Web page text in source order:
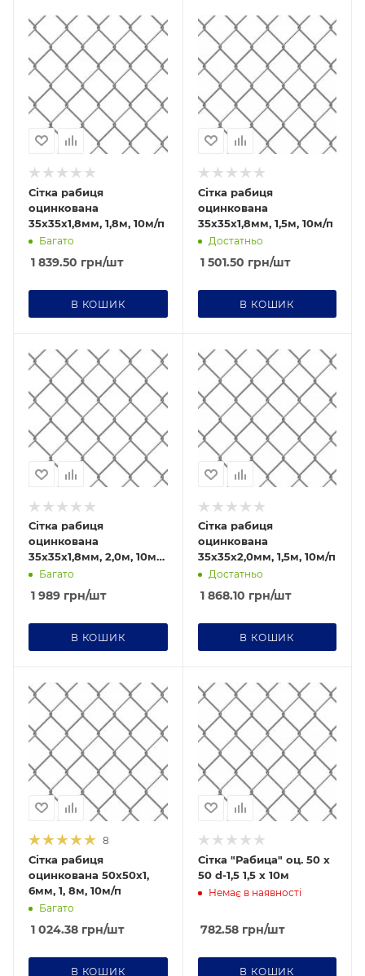
Сітка рабиця
оцинкована
35х35х1,8мм, 1,8м, 10м/п
Багато
1 839.50 грн/шт
В КОШИК
Діаметр дроту Ø
1,8
Ячейка
35х35
Сітка рабиця
оцинкована
35х35х1,8мм, 1,5м, 10м/п
Достатньо
1 501.50 грн/шт
В КОШИК
Сітка рабиця
оцинкована
35х35х1,8мм, 2,0м, 10м/
п Багато
1 989 грн/шт
В КОШИК
Діаметр дроту Ø
2,0
Ячейка
35х35
Сітка рабиця
оцинкована
35х35х2,0мм, 1,5м, 10м/п
Достатньо
1 868.10 грн/шт
В КОШИК
Діаметр дроту Ø
1,6
Ячейка
50х50
8
Сітка рабиця
оцинкована 50х50х1,
6мм, 1, 8м, 10м/п
Багато
1 024.38 грн/шт
В КОШИК
Сітка "Рабица" оц. 50 х
50 d-1,5 1,5 х 10м
Немає в наявності
782.58грн/шт
В КОШИК